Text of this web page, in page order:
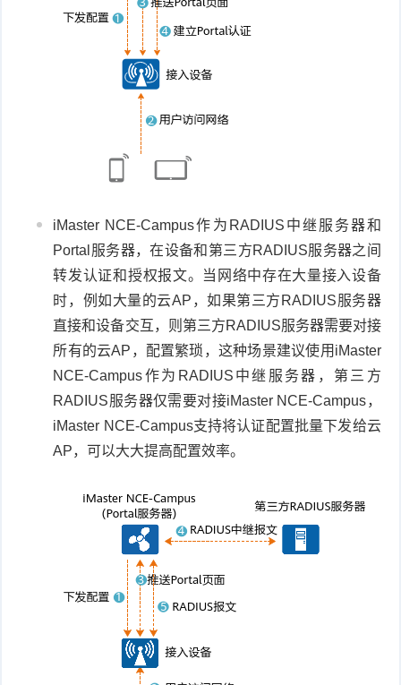
iMaster NCE-Campus作为RADIUS中继服务器和
Portal服务器，在设备和第三方RADIUS服务器之间
转发认证和授权报文。当网络中存在大量接入设备
时，例如大量的云AP，如果第三方RADIUS服务器
直接和设备交互，则第三方RADIUS服务器需要对接
所有的云AP，配置繁琐，这种场景建议使用iMaster
NCE-Campus作为RADIUS中继服务器，第三方
RADIUS服务器仅需要对接iMaster NCE-Campus，
iMaster NCE-Campus支持将认证配置批量下发给云
AP，可以大大提高配置效率。